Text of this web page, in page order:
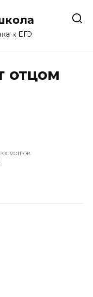
к ЕГЭ
отцом